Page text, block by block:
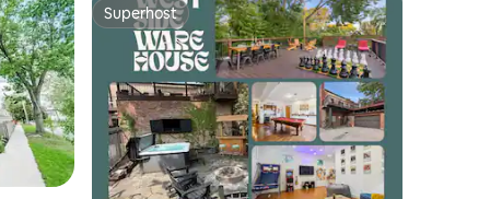
Superhost
Superhost